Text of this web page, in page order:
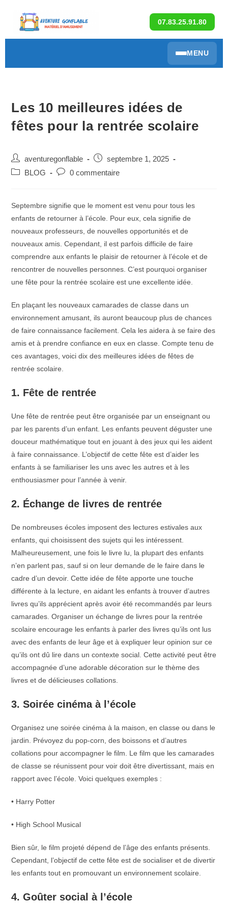
07.83.25.91.80
MENU
Les 10 meilleures idées de
fêtes pour la rentrée scolaire
aventuregonflable
septembre 1, 2025
BLOG
0 commentaire
Septembre signifie que le moment est venu pour tous les
enfants de retourner à l’école. Pour eux, cela signifie de
nouveaux professeurs, de nouvelles opportunités et de
nouveaux amis. Cependant, il est parfois difficile de faire
comprendre aux enfants le plaisir de retourner à l’école et de
rencontrer de nouvelles personnes. C’est pourquoi organiser
une fête pour la rentrée scolaire est une excellente idée.
En plaçant les nouveaux camarades de classe dans un
environnement amusant, ils auront beaucoup plus de chances
de faire connaissance facilement. Cela les aidera à se faire des
amis et à prendre confiance en eux en classe. Compte tenu de
ces avantages, voici dix des meilleures idées de fêtes de
rentrée scolaire.
1. Fête de rentrée
Une fête de rentrée peut être organisée par un enseignant ou
par les parents d’un enfant. Les enfants peuvent déguster une
douceur mathématique tout en jouant à des jeux qui les aident
à faire connaissance. L’objectif de cette fête est d’aider les
enfants à se familiariser les uns avec les autres et à les
enthousiasmer pour l’année à venir.
2. Échange de livres de rentrée
De nombreuses écoles imposent des lectures estivales aux
enfants, qui choisissent des sujets qui les intéressent.
Malheureusement, une fois le livre lu, la plupart des enfants
n’en parlent pas, sauf si on leur demande de le faire dans le
cadre d’un devoir. Cette idée de fête apporte une touche
différente à la lecture, en aidant les enfants à trouver d’autres
livres qu’ils apprécient après avoir été recommandés par leurs
camarades. Organiser un échange de livres pour la rentrée
scolaire encourage les enfants à parler des livres qu’ils ont lus
avec des enfants de leur âge et à expliquer leur opinion sur ce
qu’ils ont dû lire dans un contexte social. Cette activité peut être
accompagnée d’une adorable décoration sur le thème des
livres et de délicieuses collations.
3. Soirée cinéma à l’école
Organisez une soirée cinéma à la maison, en classe ou dans le
jardin. Prévoyez du pop-corn, des boissons et d’autres
collations pour accompagner le film. Le film que les camarades
de classe se réunissent pour voir doit être divertissant, mais en
rapport avec l’école. Voici quelques exemples :
• Harry Potter
• High School Musical
Bien sûr, le film projeté dépend de l’âge des enfants présents.
Cependant, l’objectif de cette fête est de socialiser et de divertir
les enfants tout en promouvant un environnement scolaire.
4. Goûter social à l’école